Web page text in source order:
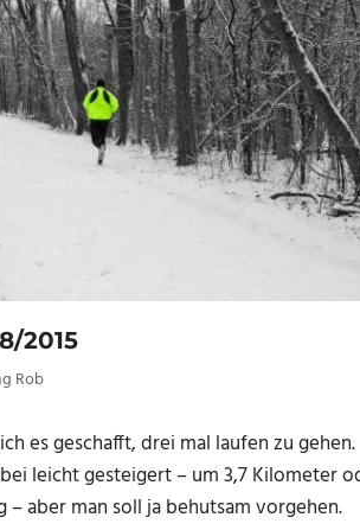
2015
Rob
es geschafft, drei mal laufen zu gehen.
leicht gesteigert – um 3,7 Kilometer
aber man soll ja behutsam vorgehen.